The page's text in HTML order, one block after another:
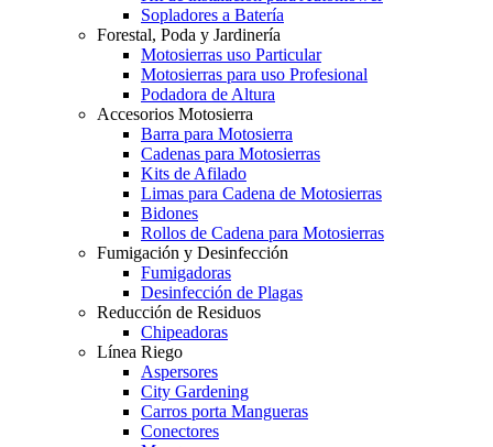
Sopladores a Batería
Forestal, Poda y Jardinería
Motosierras uso Particular
Motosierras para uso Profesional
Podadora de Altura
Accesorios Motosierra
Barra para Motosierra
Cadenas para Motosierras
Kits de Afilado
Limas para Cadena de Motosierras
Bidones
Rollos de Cadena para Motosierras
Fumigación y Desinfección
Fumigadoras
Desinfección de Plagas
Reducción de Residuos
Chipeadoras
Línea Riego
Aspersores
City Gardening
Carros porta Mangueras
Conectores